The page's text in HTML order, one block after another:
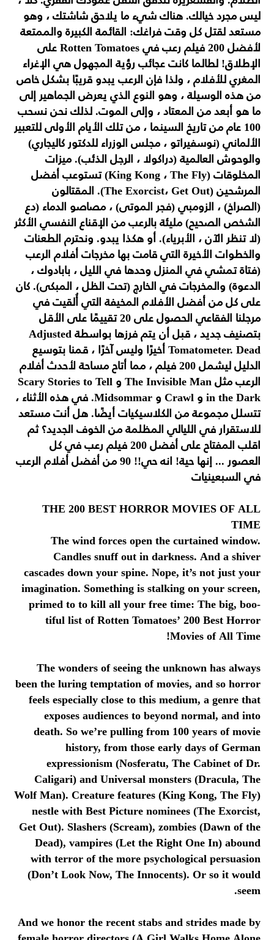
ليس مجرد خيالك. هناك شيء ما يلاحق شاشتك ، وهو
مستعد لقتل كل وقت فراغك: القائمة الكبيرة والممتعة
لأفضل 200 فيلم رعب في Rotten Tomatoes على
الإطلاق! لطالما كانت عجائب رؤية المجهول هي الإغراء
المغري للأفلام ، ولذا فإن الرعب يبدو قريبًا بشكل خاص
من هذه الوسيلة ، وهو النوع الذي يعرض الجماهير إلى
ما هو أبعد من المعتاد ، وإلى الموت. لذلك نحن نسحب
100 عام من تاريخ السينما ، من تلك الأيام الأولى للتعبير
الألماني (نوسفيراتو ، مجلس الوزراء للدكتور كاليجاري)
والوحوش العالمية (دراكولا ، الرجل الذئب). ميزات
المخلوقات (King Kong ، The Fly) تستوعب أفضل
المرشحين (The Exorcist، Get Out). المقتالون
(الصراخ) ، الزومبي (فجر الموتى) ، مصاصو الدماء (دع
الشخص الصحيح) مليئة بالرعب من الإقناع النفسي الأكثر
(لا تنظر الآن ، الأبرياء). أو هكذا يبدو. ونحترم الطعنات
والخطوات الأخيرة التي قامت بها مخرجات أفلام الرعب
(فتاة تمشي في المنزل وحدها في الليل ، بابادوك ،
الدعوة) والمخرجات في الخارج (تحت الظل ، المبكى). كان
على كل من أفضل الأفلام المخيفة التي أُلقيت في
مرجلنا الفقاعي الحصول على 20 تقييمًا على الأقل
بتصنيف جديد ، قبل أن يتم فرزها بواسطة Adjusted
Tomatometer. Dead أخيرًا وليس آخرًا ، قمنا بتوسيع
الدليل ليشمل 200 فيلم ، مما أتاح مساحة لأحدث أفلام
الرعب مثل The Invisible Man و Scary Stories to Tell
in the Dark و Crawl و Midsommar. في هذه الأثناء ،
تتسلل مجموعة من الكلاسيكيات أيضًا. هل أنت مستعد
للاستقرار في الليالي المظلمة من الخوف الجديد؟ ثم
اقلب المفتاح على أفضل 200 فيلم رعب في كل
العصور ... إنها حية! انه حي!! 90 من أفضل أفلام الرعب
في السبعينيات
THE 200 BEST HORROR MOVIES OF ALL
TIME
The wind forces open the curtained window.
Candles snuff out in darkness. And a shiver
cascades down your spine. Nope, it’s not just your
imagination. Something is stalking on your screen,
primed to to kill all your free time: The big, boo-
tiful list of Rotten Tomatoes’ 200 Best Horror
Movies of All Time!
The wonders of seeing the unknown has always
been the luring temptation of movies, and so horror
feels especially close to this medium, a genre that
exposes audiences to beyond normal, and into
death. So we’re pulling from 100 years of movie
history, from those early days of German
expressionism (Nosferatu, The Cabinet of Dr.
Caligari) and Universal monsters (Dracula, The
Wolf Man). Creature features (King Kong, The Fly)
nestle with Best Picture nominees (The Exorcist,
Get Out). Slashers (Scream), zombies (Dawn of the
Dead), vampires (Let the Right One In) abound
with terror of the more psychological persuasion
(Don’t Look Now, The Innocents). Or so it would
seem.
And we honor the recent stabs and strides made by